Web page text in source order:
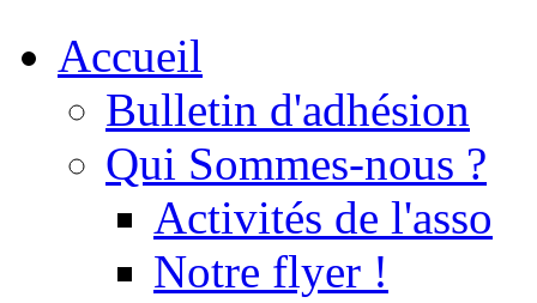
Accueil
Bulletin d'adhésion
Qui Sommes-nous ?
Activités de l'asso
Notre flyer !